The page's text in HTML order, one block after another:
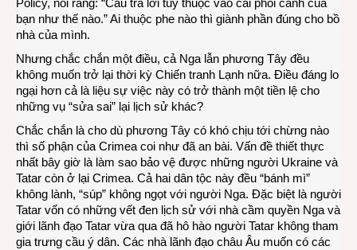
Policy, nói rằng: “Câu trả lời tùy thuộc vào cái phối cảnh của
bạn như thế nào.” Ai thuộc phe nào thì giành phần đúng cho bồ
nhà của mình.
Nhưng chắc chắn một điều, cả Nga lẫn phương Tây đều
không muốn trở lại thời kỳ Chiến tranh Lạnh nữa. Điều đáng lo
ngại hơn cả là liệu sự việc này có trở thành một tiền lệ cho
những vụ “sửa sai” lại lịch sử khác?
Chắc chắn là cho dù phương Tây có khó chịu tới chừng nào
thì số phận của Crimea coi như đã an bài. Vấn đề thiết thực
nhất bây giờ là làm sao bảo vệ được những người Ukraine và
Tatar còn ở lại Crimea. Cả hai dân tộc này đều “bánh mì”
không lành, “súp” không ngọt với người Nga. Đặc biệt là người
Tatar vốn có những vết đen lịch sử với nhà cầm quyền Nga và
giới lãnh đạo Tatar vừa qua đã hô hào người Tatar không tham
gia trưng cầu ý dân. Các nhà lãnh đạo châu Âu muốn có các